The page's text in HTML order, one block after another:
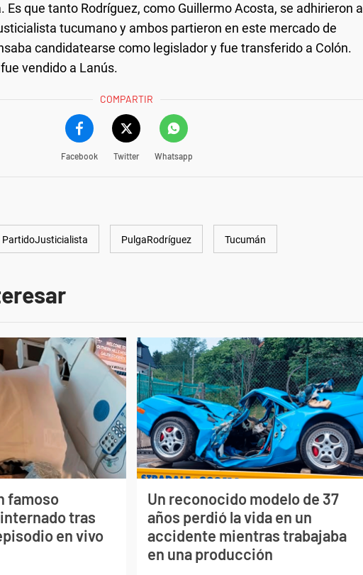
Es que tanto Rodríguez, como Guillermo Acosta, se adhirieron a
tucumano y ambos partieron en este mercado de
candidatearse como legislador y fue transferido a Colón.
vendido a Lanús.
COMPARTIR
Facebook Twitter Whatsapp
PartidoJusticialista PulgaRodríguez Tucumán
famoso
tras
en vivo
Un reconocido modelo de 37
años perdió la vida en un
accidente mientras trabajaba
en una producción